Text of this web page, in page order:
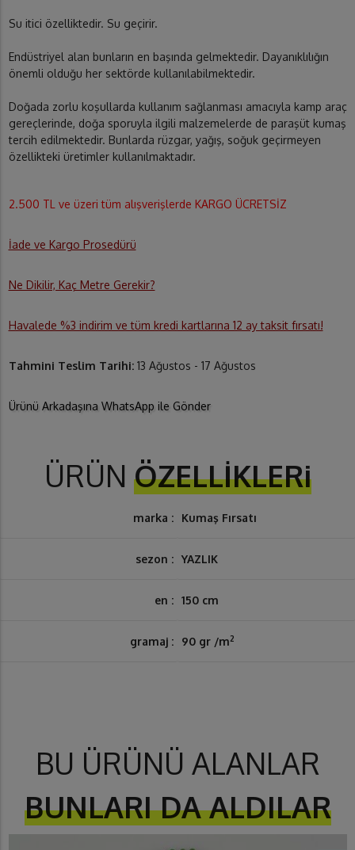
Su itici özelliktedir. Su geçirir.
Endüstriyel alan bunların en başında gelmektedir. Dayanıklılığın
önemli olduğu her sektörde kullanılabilmektedir.
Doğada zorlu koşullarda kullanım sağlanması amacıyla kamp araç
gereçlerinde, doğa sporuyla ilgili malzemelerde de paraşüt kumaş
tercih edilmektedir. Bunlarda rüzgar, yağış, soğuk geçirmeyen
özellikteki üretimler kullanılmaktadır.
2.500 TL ve üzeri tüm alışverişlerde KARGO ÜCRETSİZ
İade ve Kargo Prosedürü
Ne Dikilir, Kaç Metre Gerekir?
Havalede %3 indirim ve tüm kredi kartlarına 12 ay taksit fırsatı!
Tahmini Teslim Tarihi: 13 Ağustos - 17 Ağustos
Ürünü Arkadaşına WhatsApp ile Gönder
ÜRÜN ÖZELLİKLERi
marka : Kumaş Fırsatı
sezon : YAZLIK
en : 150 cm
gramaj : 90 gr /m2
BU ÜRÜNÜ ALANLAR
BUNLARI DA ALDILAR